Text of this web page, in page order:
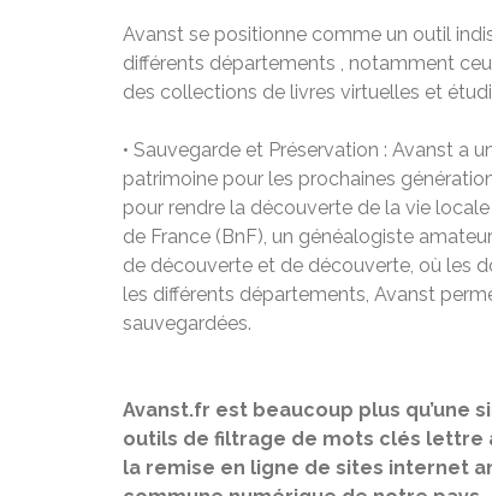
Avanst se positionne comme un outil
différents départements , notamment
des collections de livres virtuelles et
• Sauvegarde et Préservation : Avanst a
patrimoine pour les prochaines
pour rendre la découverte de la vie
de France (BnF), un généalogiste
de découverte et de découverte, où les
les différents départements, Avanst
sauvegardées.
Avanst.fr est beaucoup plus qu’une
outils de filtrage de mots clés lettre
la remise en ligne de sites internet